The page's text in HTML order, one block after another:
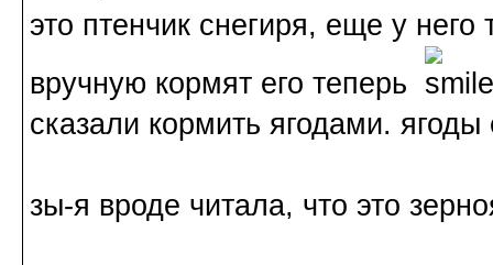
это птенчик снегиря, еще у
вручную кормят его теперь
сказали кормить ягодами. ягоды
зы-я вроде читала, что это